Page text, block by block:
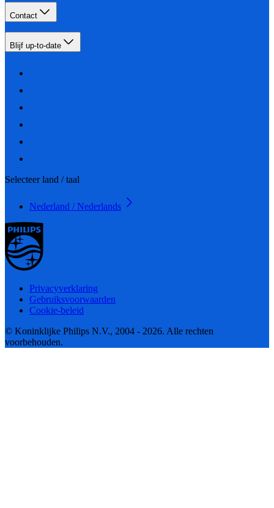
Contact
Blijf up-to-date
Selecteer land / taal
Nederland / Nederlands
Privacyverklaring
Gebruiksvoorwaarden
Cookie-beleid
© Koninklijke Philips N.V., 2004 - 2026. Alle rechten
voorbehouden.